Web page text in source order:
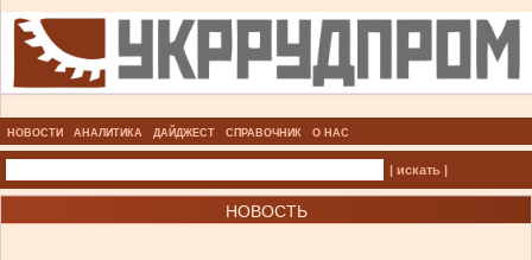
НОВОСТИ АНАЛИТИКА ДАЙДЖЕСТ СПРАВОЧНИК О НАС
| искать |
НОВОСТЬ